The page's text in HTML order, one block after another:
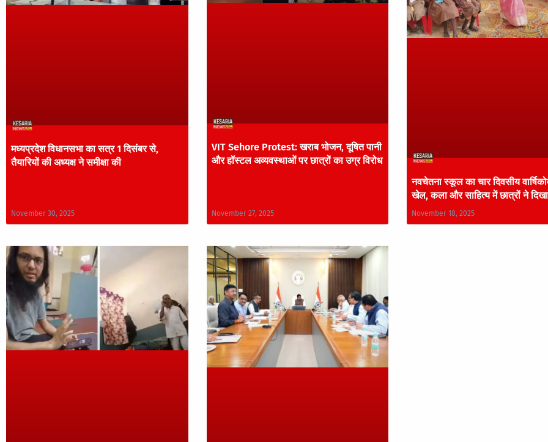
मध्यप्रदेश विधानसभा का सत्र 1 दिसंबर से,
तैयारियों की अध्यक्ष ने समीक्षा की
November 30, 2025
VIT Sehore Protest: खराब भोजन, दूषित पानी
और हॉस्टल अव्यवस्थाओं पर छात्रों का उग्र विरोध
November 27, 2025
नवचेतना स्कूल का चार दिवसीय
खेल, कला और साहित्य में छात्रों ने
November 18, 2025